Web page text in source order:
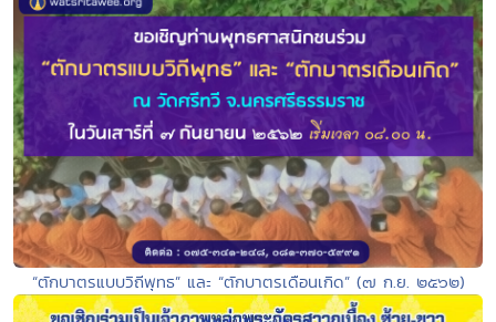
“ตักบาตรแบบวิถีพุทธ” และ “ตักบาตรเดือนเกิด” (๗ ก.ย. ๒๕๖๒)